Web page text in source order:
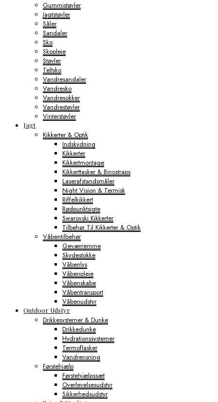
Gummistøvler
Jagtstøvler
Såler
Sandaler
Sko
Skopleje
Støvler
Teltsko
Vandresandaler
Vandresko
Vandresokker
Vandrestøvler
Vinterstøvler
Jagt
Kikkerter & Optik
Indskydning
Kikkerter
Kikkertmontage
Kikkerttasker & Binostraps
Laserafstandsmåler
Night Vision & Termisk
Riffelkikkert
Rødpunktsigte
Swarovski Kikkerter
Tilbehør Til Kikkerter & Optik
Våbentilbehør
Geværremme
Skydestokke
Våbenlys
Våbenpleje
Våbenskabe
Våbentransport
Våbenudstyr
Outdoor Udstyr
Drikkesystemer & Dunke
Drikkedunke
Hydrationssystemer
Termoflasker
Vandrensning
Førstehjælp
Førstehjælpssæt
Overlevelsesudstyr
Sikkerhedsudstyr